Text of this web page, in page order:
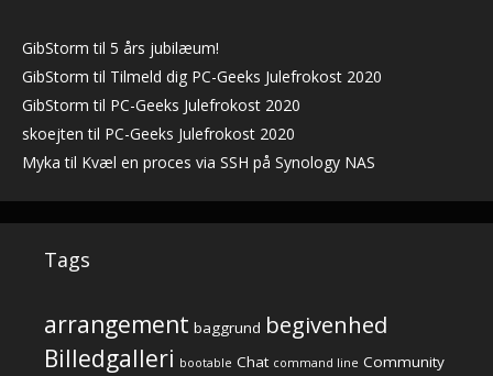
GibStorm til 5 års jubilæum!
GibStorm til Tilmeld dig PC-Geeks Julefrokost 2020
GibStorm til PC-Geeks Julefrokost 2020
skoejten til PC-Geeks Julefrokost 2020
Myka til Kvæl en proces via SSH på Synology NAS
Tags
arrangement baggrund begivenhed
Billedgalleri bootable Chat command line Community